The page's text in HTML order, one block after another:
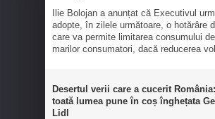
Ilie Bolojan a anunțat că Executivul
adopte, în zilele următoare, o hotărâre
care va permite limitarea consumului
marilor consumatori, dacă reducerea
Desertul verii care a cucerit
toată lumea pune în coș înghețata
Lidl